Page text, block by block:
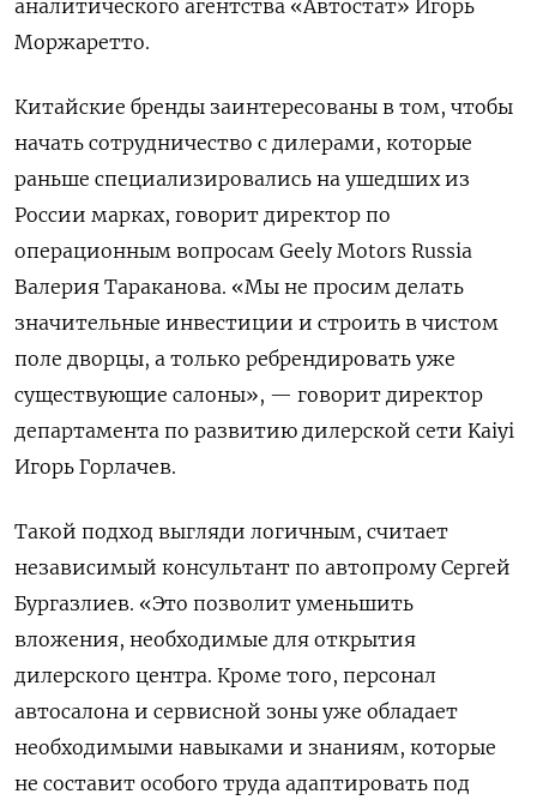
аналитического агентства «Автостат» Игорь
Моржаретто.
Китайские бренды заинтересованы в том, чтобы
начать сотрудничество с дилерами, которые
раньше специализировались на ушедших из
России марках, говорит директор по
операционным вопросам Geely Motors Russia
Валерия Тараканова. «Мы не просим делать
значительные инвестиции и строить в чистом
поле дворцы, а только ребрендировать уже
существующие салоны», — говорит директор
департамента по развитию дилерской сети Kaiyi
Игорь Горлачев.
Такой подход выгляди логичным, считает
независимый консультант по автопрому Сергей
Бургазлиев. «Это позволит уменьшить
вложения, необходимые для открытия
дилерского центра. Кроме того, персонал
автосалона и сервисной зоны уже обладает
необходимыми навыками и знаниям, которые
не составит особого труда адаптировать под